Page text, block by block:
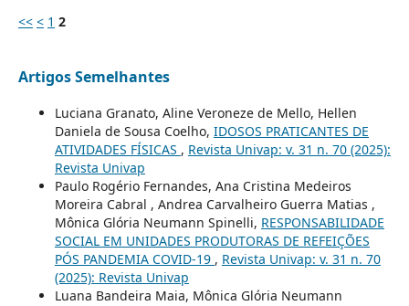
<< < 1 2
Artigos Semelhantes
Luciana Granato, Aline Veroneze de Mello, Hellen
Daniela de Sousa Coelho, IDOSOS PRATICANTES DE
ATIVIDADES FÍSICAS , Revista Univap: v. 31 n. 70 (2025):
Revista Univap
Paulo Rogério Fernandes, Ana Cristina Medeiros
Moreira Cabral , Andrea Carvalheiro Guerra Matias ,
Mônica Glória Neumann Spinelli, RESPONSABILIDADE
SOCIAL EM UNIDADES PRODUTORAS DE REFEIÇÕES
PÓS PANDEMIA COVID-19 , Revista Univap: v. 31 n. 70
(2025): Revista Univap
Luana Bandeira Maia, Mônica Glória Neumann